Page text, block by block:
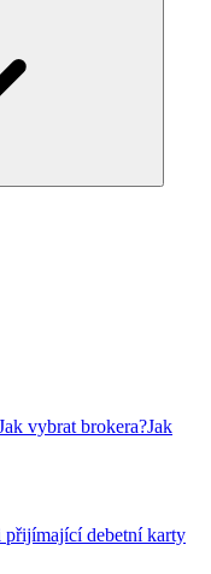
vybrat brokera?Jak
přijímající debetní karty